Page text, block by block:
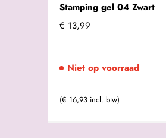
Stamping gel 04 Zwart
€ 13,99
Niet op voorraad
(€ 16,93 incl. btw)